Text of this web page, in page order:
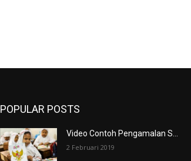
POPULAR POSTS
Video Contoh Pengamalan S...
2 Februari 2019